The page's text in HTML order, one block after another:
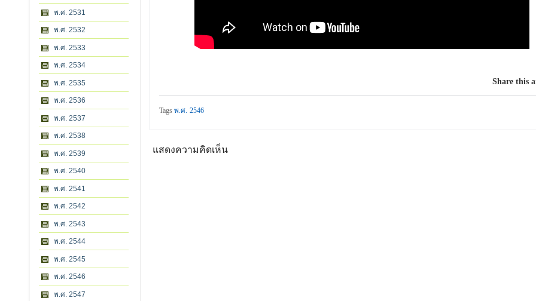
พ.ศ. 2531
พ.ศ. 2532
พ.ศ. 2533
พ.ศ. 2534
พ.ศ. 2535
พ.ศ. 2536
พ.ศ. 2537
พ.ศ. 2538
พ.ศ. 2539
พ.ศ. 2540
พ.ศ. 2541
พ.ศ. 2542
พ.ศ. 2543
พ.ศ. 2544
พ.ศ. 2545
พ.ศ. 2546
พ.ศ. 2547
Share this
Tagsพ.ศ. 2546
แสดงความคิดเห็น